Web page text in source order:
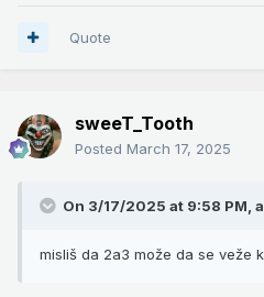
Quote
sweeT_Tooth
Posted March 17, 2025
On 3/17/2025 at 9:58 PM,
misliš da 2a3 može da se veže